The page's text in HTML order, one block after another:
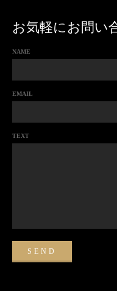
お気軽にお問い
NAME
EMAIL
TEXT